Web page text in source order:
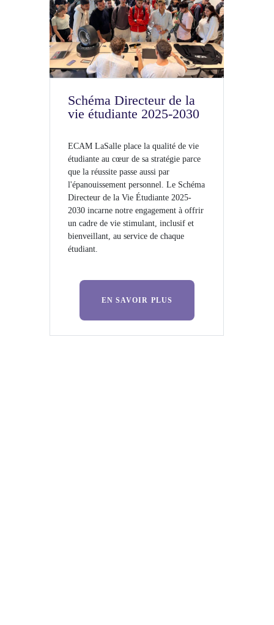
Schéma Directeur de la
vie étudiante 2025-2030
ECAM LaSalle place la qualité de vie
étudiante au cœur de sa stratégie parce
que la réussite passe aussi par
l'épanouissement personnel. Le Schéma
Directeur de la Vie Étudiante 2025-
2030 incarne notre engagement à offrir
un cadre de vie stimulant, inclusif et
bienveillant, au service de chaque
étudiant.
EN SAVOIR PLUS